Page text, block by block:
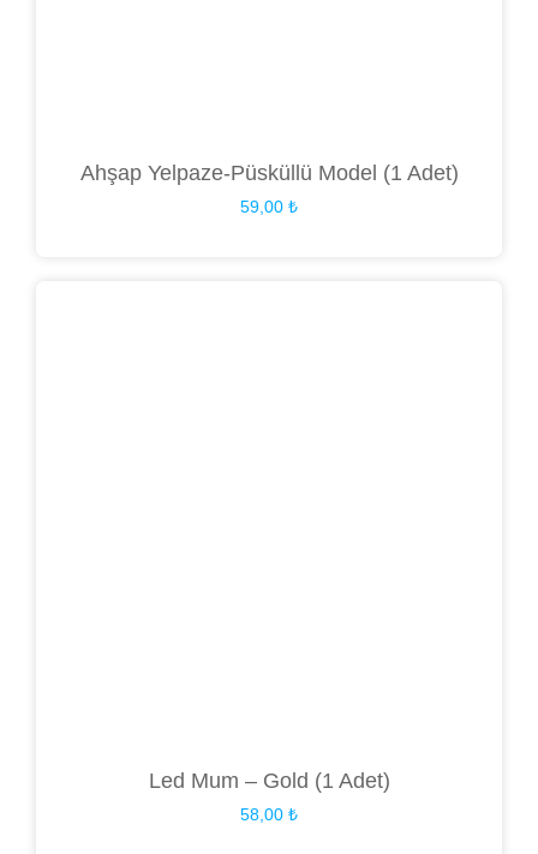
Ahşap Yelpaze-Püsküllü Model (1 Adet)
59,00 ₺
Led Mum – Gold (1 Adet)
58,00 ₺